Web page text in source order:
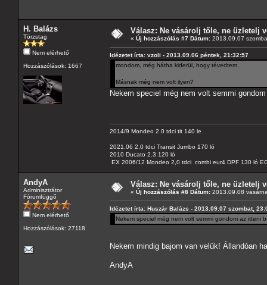
H. Balázs
Törzstag
Nem elérhető
Hozzászólások: 1667
Válasz: Ne vásárolj tőle, ne üzletelj
« Új hozzászólás #7 Dátum: 2013.09.07
Idézetet írta: vzoli - 2013.09.06 péntek, 21:32:57
mondom, még hátha kiderül, hogy tévedtem.
Másnak még nem volt ilyen?
Nekem speciel még nem volt semmi
2014/9 Mondeo 2.0 tdci tit 140 le
2021.06 2.0 tdci Transit Jumbo 170 ló
2010 Ducato 2.3 120 ló
EX 2006/12 Mondeo 2,0 tdci combi eur4 DPF 130 ló
AndyA
Adminisztrátor
Fórumfüggő
Nem elérhető
Hozzászólások: 27118
Válasz: Ne vásárolj tőle, ne üzletelj
« Új hozzászólás #8 Dátum: 2013.09.08
Idézetet írta: Huszár Balázs - 2013.09.07 szombat,
Nekem speciel még nem volt semmi gondom az itteni
Nekem mindig bajom van velük! Állandóan
AndyA